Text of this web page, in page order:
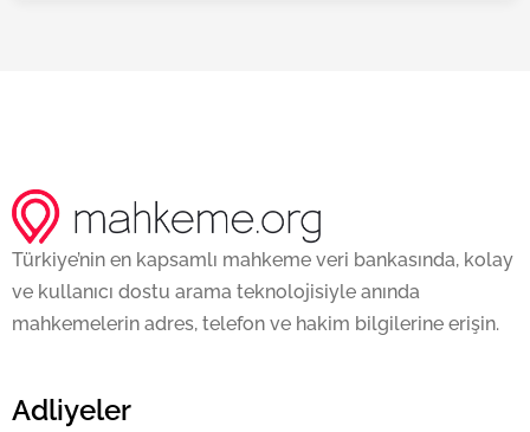
Türkiye’nin en kapsamlı mahkeme veri bankasında, kolay
ve kullanıcı dostu arama teknolojisiyle anında
mahkemelerin adres, telefon ve hakim bilgilerine erişin.
Adliyeler